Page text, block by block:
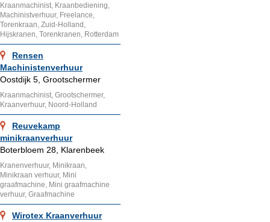
Kraanmachinist, Kraanbediening,
Machinistverhuur, Freelance,
Torenkraan, Zuid-Holland,
Hijskranen, Torenkranen, Rotterdam
Rensen
Machinistenverhuur
Oostdijk 5, Grootschermer
Kraanmachinist, Grootschermer,
Kraanverhuur, Noord-Holland
Reuvekamp
minikraanverhuur
Boterbloem 28, Klarenbeek
Kranenverhuur, Minikraan,
Minikraan verhuur, Mini
graafmachine, Mini graafmachine
verhuur, Graafmachine
Wirotex Kraanverhuur